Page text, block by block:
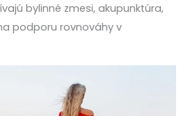
bylinné zmesi, akupunktúra,
podporu rovnováhy v